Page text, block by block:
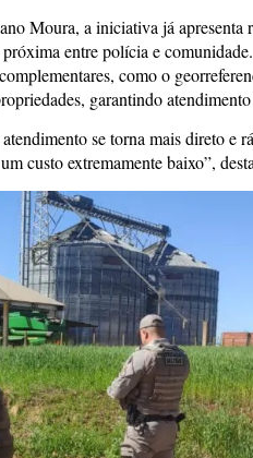
Moura, a iniciativa já apresenta
entre polícia e
como o
garantindo
se torna mais direto e
custo extremamente baixo”,